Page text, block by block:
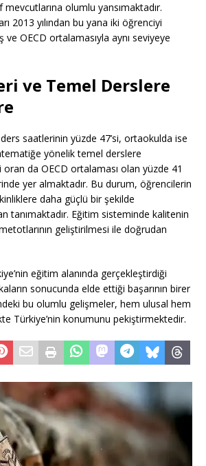
mevcutlarına olumlu yansımaktadır.
2013 yılından bu yana iki öğrenciyi
ve OECD ortalamasıyla aynı seviyeye
ve Temel Derslere
saatlerinin yüzde 47’si, ortaokulda ise
yönelik temel derslere
oran da OECD ortalaması olan yüzde 41
yer almaktadır. Bu durum, öğrencilerin
daha güçlü bir şekilde
tanımaktadır. Eğitim sisteminde kalitenin
geliştirilmesi ile doğrudan
eğitim alanında gerçekleştirdiği
sonucunda elde ettiği başarının birer
bu olumlu gelişmeler, hem ulusal hem
Türkiye’nin konumunu pekiştirmektedir.